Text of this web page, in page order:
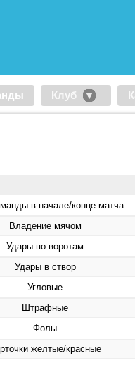
Клуб
в начале/конце матча
Владение мячом
Удары по воротам
Удары в створ
Угловые
Штрафные
Фолы
желтые/красные